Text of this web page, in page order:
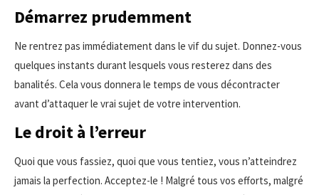
Démarrez prudemment
Ne rentrez pas immédiatement dans le vif du sujet. Donnez-vous
quelques instants durant lesquels vous resterez dans des
banalités. Cela vous donnera le temps de vous décontracter
avant d’attaquer le vrai sujet de votre intervention.
Le droit à l’erreur
Quoi que vous fassiez, quoi que vous tentiez, vous n’atteindrez
jamais la perfection. Acceptez-le ! Malgré tous vos efforts, malgré